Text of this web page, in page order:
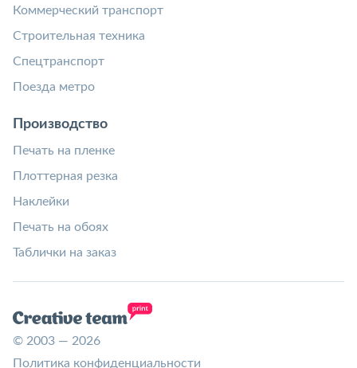
Коммерческий транспорт
Строительная техника
Спецтранспорт
Поезда метро
Производство
Печать на пленке
Плоттерная резка
Наклейки
Печать на обоях
Таблички на заказ
© 2003 — 2026
Политика конфиденциальности